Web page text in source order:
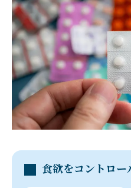
食欲をコントロー